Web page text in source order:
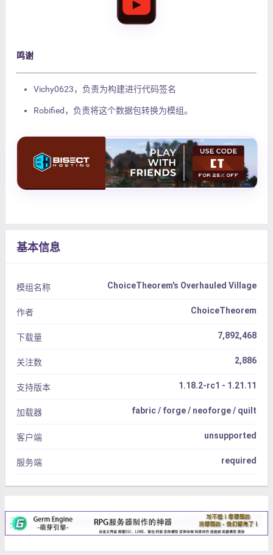
鸣谢
Vichy0623，负责为构建进行代码签名
Robified，负责将这个数据包转换为模组。
基本信息
模组名称 ChoiceTheorem's Overhauled Village
作者 ChoiceTheorem
下载量 7,892,468
关注数 2,886
支持版本 1.18.2-rc1 - 1.21.11
加载器 fabric / forge / neoforge / quilt
客户端 unsupported
服务端 required